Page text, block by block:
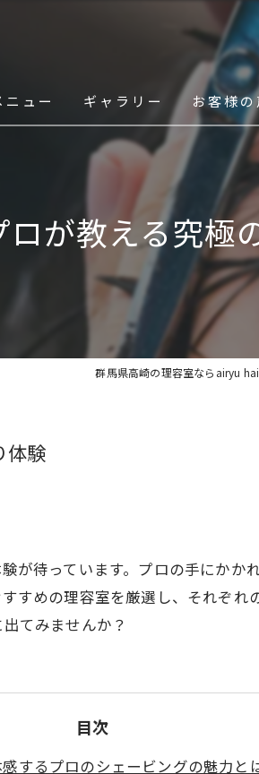
ニュー ギャラリー お客様の
が教える究極
群馬県高崎の理容室ならairyu
体験
が待っています。プロの手にかか
すめの理容室を厳選し、それぞ
てみませんか？
目次
するプロのシェービングの魅力と